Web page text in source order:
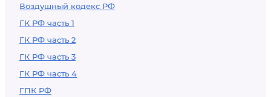
Воздушный кодекс РФ
ГК РФ часть 1
ГК РФ часть 2
ГК РФ часть 3
ГК РФ часть 4
ГПК РФ